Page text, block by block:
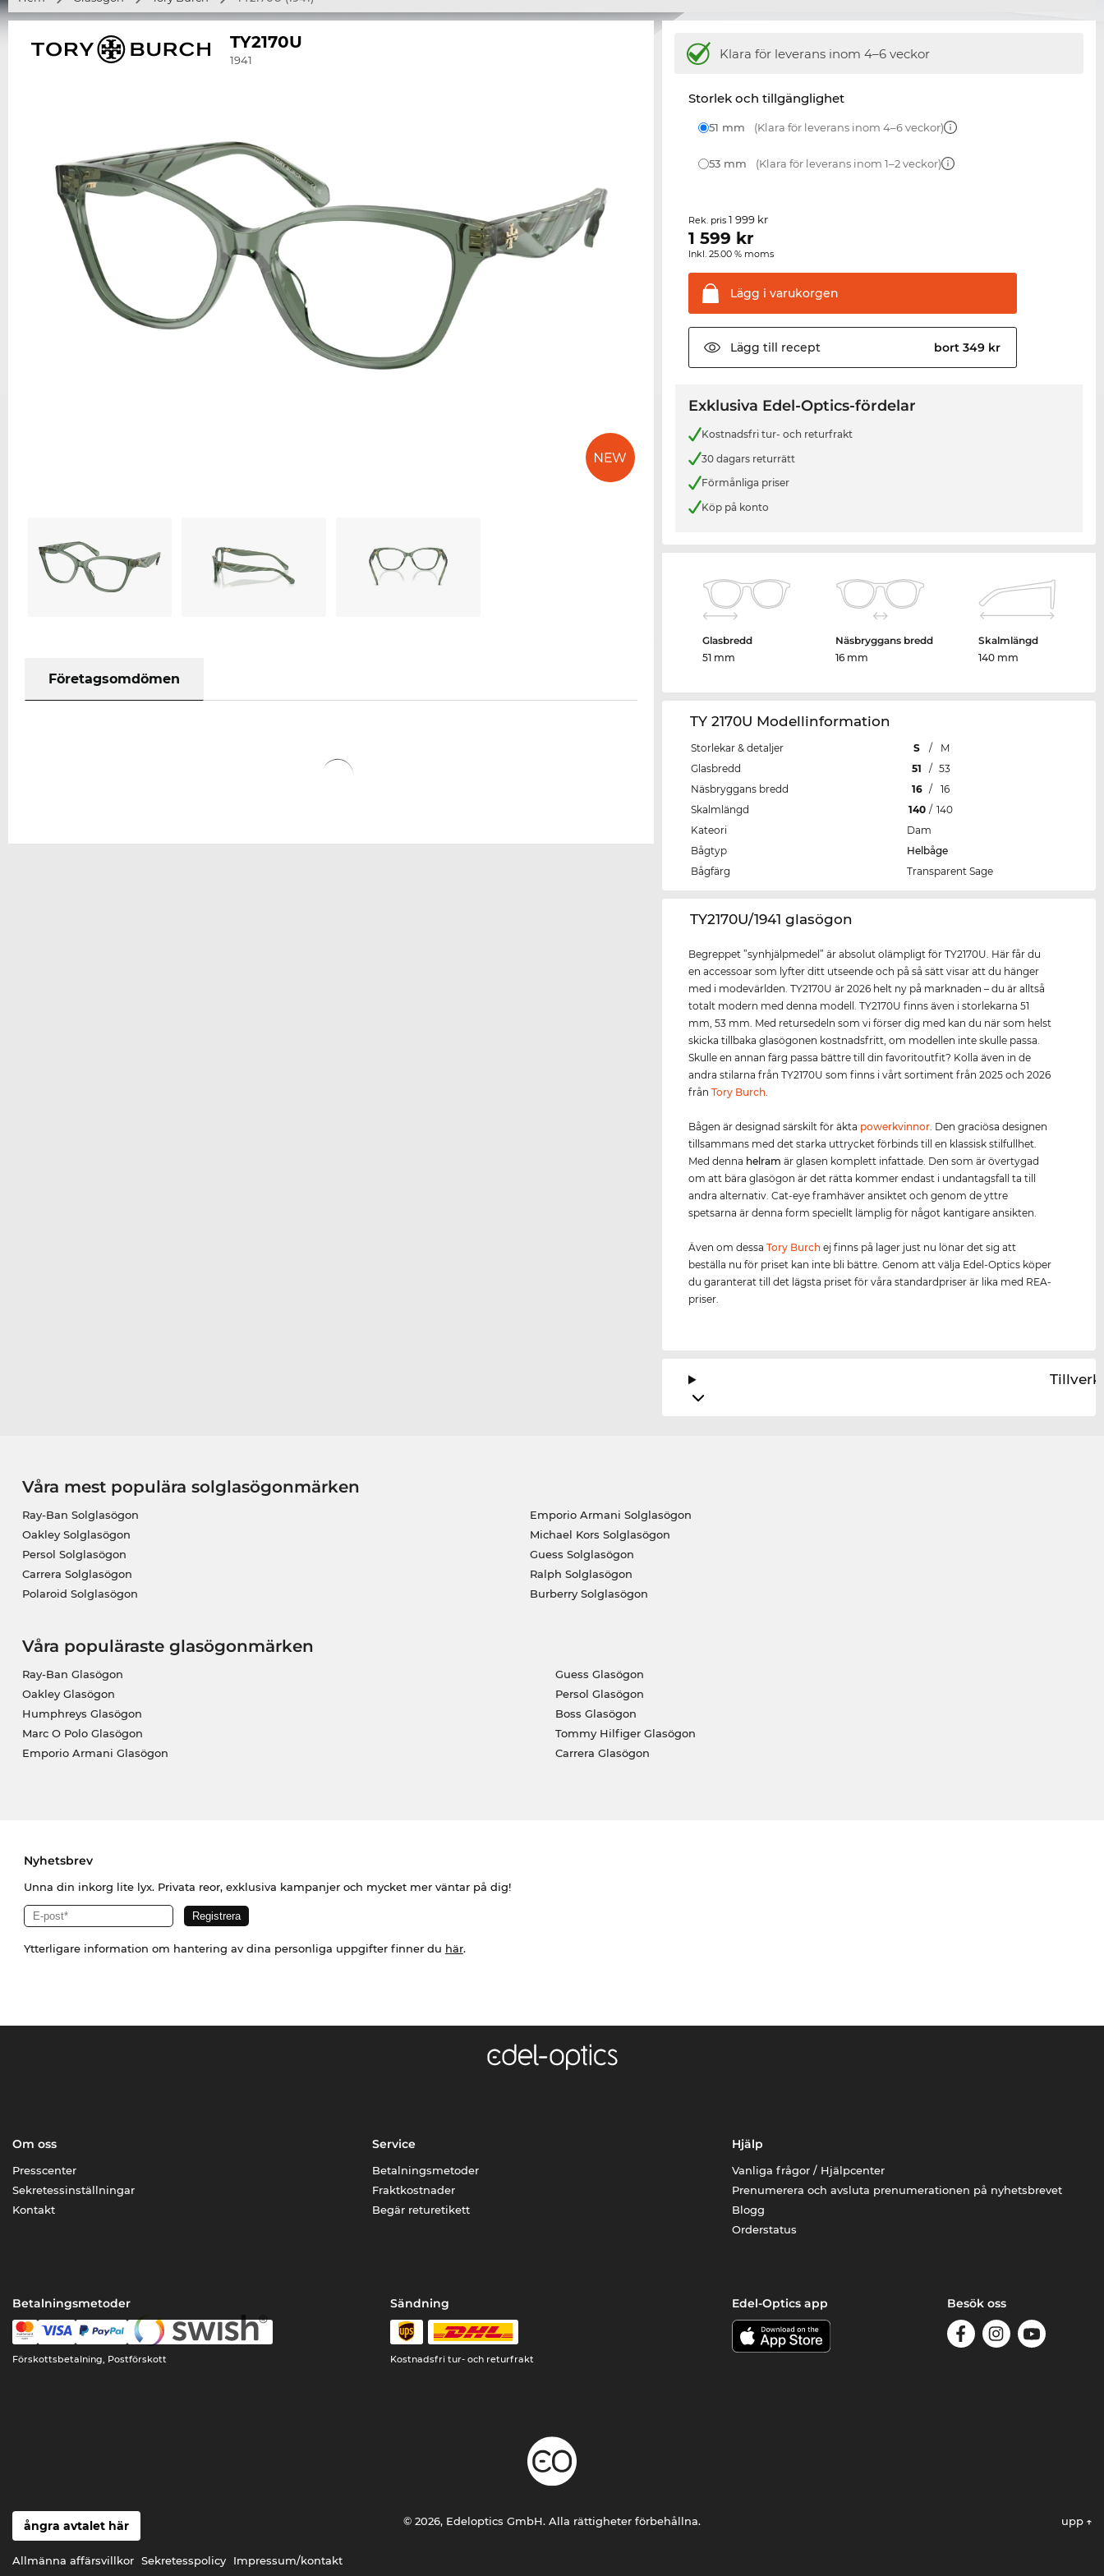
TY2170U
1941
Företagsomdömen
Klara för leverans inom 4–6 veckor
Storlek och tillgänglighet
51 mm (Klara för leverans inom 4–6 veckor)
53 mm (Klara för leverans inom 1–2 veckor)
Rek. pris1 999 kr
1 599 kr
Inkl. 25.00 % moms
Lägg i varukorgen
Lägg till recept bort 349 kr
Exklusiva Edel-Optics-fördelar
Kostnadsfri tur- och returfrakt
30 dagars returrätt
Förmånliga priser
Köp på konto
Glasbredd
51 mm
Näsbryggans bredd
16 mm
Skalmlängd
140 mm
TY 2170U Modellinformation
Storlekar & detaljer S /
M
Glasbredd
51 / 53
Näsbryggans bredd
16 /
16
Skalmlängd
140 / 140
Kateori
Dam
Bågtyp
Helbåge
Bågfärg
Transparent Sage
‌TY2170U/1941 glasögon
Begreppet ”synhjälpmedel” är absolut olämpligt för TY2170U. Här får du
en accessoar som lyfter ditt utseende och på så sätt visar att du hänger
med i modevärlden. TY2170U är 2026 helt ny på marknaden – du är alltså
totalt modern med denna modell. TY2170U finns även i storlekarna 51
mm, 53 mm. Med retursedeln som vi förser dig med kan du när som helst
skicka tillbaka glasögonen kostnadsfritt, om modellen inte skulle passa.
Skulle en annan färg passa bättre till din favoritoutfit? Kolla även in de
andra stilarna från TY2170U som finns i vårt sortiment från 2025 och 2026
frånTory Burch.
Bågen är designad särskilt för äkta powerkvinnor. Den graciösa designen
tillsammans med det starka uttrycket förbinds till en klassisk stilfullhet.
Med denna helram är glasen komplett infattade. Den som är övertygad
om att bära glasögon är det rätta kommer endast i undantagsfall ta till
andra alternativ. Cat-eye framhäver ansiktet och genom de yttre
spetsarna är denna form speciellt lämplig för något kantigare ansikten.
Även om dessaTory Burch ej finns på lager just nu lönar det sig att
beställa nu för priset kan inte bli bättre. Genom att välja Edel-Optics köper
du garanterat till det lägsta priset för våra standardpriser är lika med REA-
priser.
Våra mest populära solglasögonmärken
Ray-Ban Solglasögon
Oakley Solglasögon
Persol Solglasögon
Carrera Solglasögon
Polaroid Solglasögon
Emporio Armani Solglasögon
Michael Kors Solglasögon
Guess Solglasögon
Ralph Solglasögon
Burberry Solglasögon
Våra populäraste glasögonmärken
Ray-Ban Glasögon
Oakley Glasögon
Humphreys Glasögon
Marc O Polo Glasögon
Emporio Armani Glasögon
Guess Glasögon
Persol Glasögon
Boss Glasögon
Tommy Hilfiger Glasögon
Carrera Glasögon
Nyhetsbrev
Unna din inkorg lite lyx. Privata reor, exklusiva kampanjer och mycket mer väntar på dig!
Ytterligare information om hantering av dina personliga uppgifter finner du här.
Om oss
Presscenter
Sekretessinställningar
Kontakt
Service
Betalningsmetoder
Fraktkostnader
Begär returetikett
Hjälp
Vanliga frågor / Hjälpcenter
Prenumerera och avsluta prenumerationen på nyhetsbrevet
Blogg
Orderstatus
Betalningsmetoder
Förskottsbetalning, Postförskott
Sändning
Kostnadsfri tur- och returfrakt
Edel-Optics app Besök oss
ångra avtalet här
Allmänna affärsvillkor Sekretesspolicy Impressum/kontakt
© 2026, Edeloptics GmbH. Alla rättigheter förbehållna. upp